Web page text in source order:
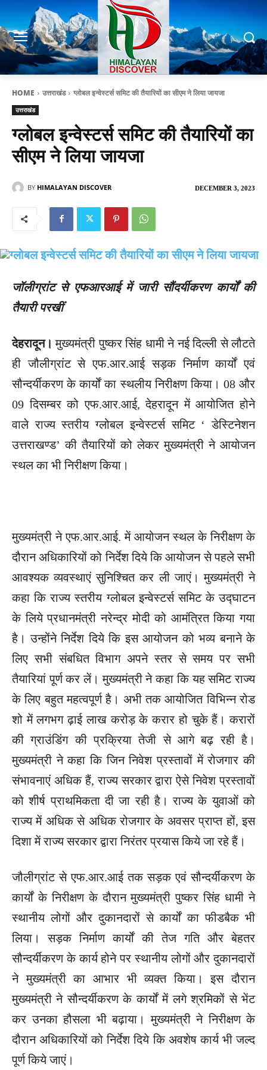
HOME उत्तराखंड ग्लोबल इन्वेस्टर्स समिट की तैयारियों का सीएम ने लिया जायजा
उत्तराखंड
ग्लोबल इन्वेस्टर्स समिट की तैयारियों का
सीएम ने लिया जायजा
DECEMBER 3, 2023
BY HIMALAYAN DISCOVER
जॉलीग्रांट से एफआरआई में जारी सौंदर्यीकरण कार्यों की
तैयारी परखीं
देहरादून। मुख्यमंत्री पुष्कर सिंह धामी ने नई दिल्ली से लौटते
ही जौलीग्रांट से एफ.आर.आई सड़क निर्माण कार्यों एवं
सौन्दर्यीकरण के कार्यों का स्थलीय निरीक्षण किया। 08 और
09 दिसम्बर को एफ.आर.आई, देहरादून में आयोजित होने
वाले राज्य स्तरीय ग्लोबल इन्वेस्टर्स समिट ‘ डेस्टिनेशन
उत्तराखण्ड’ की तैयारियों को लेकर मुख्यमंत्री ने आयोजन
स्थल का भी निरीक्षण किया।
मुख्यमंत्री ने एफ.आर.आई. में आयोजन स्थल के निरीक्षण के
दौरान अधिकारियों को निर्देश दिये कि आयोजन से पहले सभी
आवश्यक व्यवस्थाएं सुनिश्चित कर ली जाएं। मुख्यमंत्री ने
कहा कि राज्य स्तरीय ग्लोबल इन्वेस्टर्स समिट के उद्घाटन
के लिये प्रधानमंत्री नरेन्द्र मोदी को आमंत्रित किया गया
है। उन्होंने निर्देश दिये कि इस आयोजन को भव्य बनाने के
लिए सभी संबधित विभाग अपने स्तर से समय पर सभी
तैयारियां पूर्ण कर लें। मुख्यमंत्री ने कहा कि यह समिट राज्य
के लिए बहुत महत्वपूर्ण है। अभी तक आयोजित विभिन्न रोड
शो में लगभग ढ़ाई लाख करोड़ के करार हो चुके हैं। करारों
की ग्राउंडिंग की प्रक्रिया तेजी से आगे बढ़ रही है।
मुख्यमंत्री ने कहा कि जिन निवेश प्रस्तावों में रोजगार की
संभावनाएं अधिक हैं, राज्य सरकार द्वारा ऐसे निवेश प्रस्तावों
को शीर्ष प्राथमिकता दी जा रही है। राज्य के युवाओं को
राज्य में अधिक से अधिक रोजगार के अवसर प्राप्त हों, इस
दिशा में राज्य सरकार द्वारा निरंतर प्रयास किये जा रहे हैं।
जौलीग्रांट से एफ.आर.आई तक सड़क एवं सौन्दर्यीकरण के
कार्यों के निरीक्षण के दौरान मुख्यमंत्री पुष्कर सिंह धामी ने
स्थानीय लोगों और दुकानदारों से कार्यों का फीडबैक भी
लिया। सड़क निर्माण कार्यों की तेज गति और बेहतर
सौन्दर्यीकरण के कार्य होने पर स्थानीय लोगों और दुकानदारों
ने मुख्यमंत्री का आभार भी व्यक्त किया। इस दौरान
मुख्यमंत्री ने सौन्दर्यीकरण के कार्यों में लगे श्रमिकों से भेंट
कर उनका हौसला भी बढ़ाया। मुख्यमंत्री ने निरीक्षण के
दौरान अधिकारियों को निर्देश दिये कि अवशेष कार्य भी जल्द
पूर्ण किये जाएं।